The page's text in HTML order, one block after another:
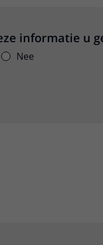
informatie u
Nee